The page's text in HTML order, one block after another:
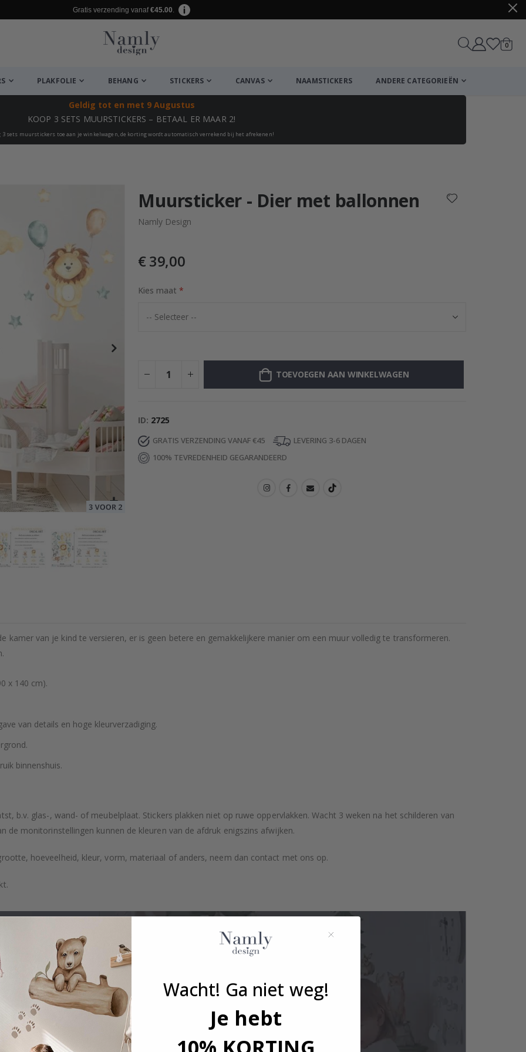
Gratis verzending vanaf€45.00.
0
PLAKFOLIE BEHANG STICKERS CANVAS NAAMSTICKERS ANDERE CATEGORIEËN
Geldig tot en met 9 Augustus
KOOP 3 SETS MUURSTICKERS – BETAAL ER MAAR 2!
3 sets muurstickers toe aan je winkelwagen, de korting wordt automatisch verrekend bij het afrekenen!
✔
/ Gepersonaliseerd
Muursticker - Dier met ballonnen
Namly Design
€ 39,00
Kies maat
TOEVOEGEN AAN WINKELWAGEN
ID 2725
GRATIS VERZENDING VANAF €45
LEVERING 3-6 DAGEN
100% TEVREDENHEID GEGARANDEERD
kamer van je kind te versieren, er is geen betere en gemakkelijkere manier om een muur volledig te transformeren.
x 140 cm).
van details en hoge kleurverzadiging.
binnenshuis.
b.v. glas-, wand- of meubelplaat. Stickers plakken niet op ruwe oppervlakken. Wacht 3 weken na het schilderen van
de monitorinstellingen kunnen de kleuren van de afdruk enigszins afwijken.
hoeveelheid, kleur, vorm, materiaal of anders, neem dan contact met ons op.
Wacht! Ga niet weg!
Je hebt